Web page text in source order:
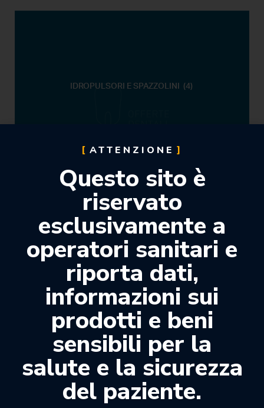
IDROPULSORI E SPAZZOLINI (4)
PASTE PER PROFILASSI E LUCIDATURA(3)
POLVERI PER PROFILASSI(2)
ATTENZIONE
Questo sito è
riservato
esclusivamente a
operatori sanitari e
riporta dati,
informazioni sui
prodotti e beni
sensibili per la
salute e la sicurezza
del paziente.